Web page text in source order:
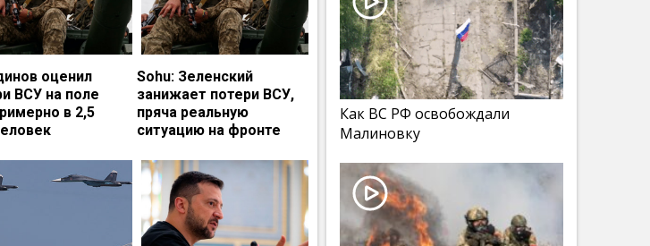
оценил
ВСУ на поле
в 2,5
Sohu: Зеленский
занижает потери ВСУ,
пряча реальную
ситуацию на фронте
Как ВС РФ освобождали
Малиновку